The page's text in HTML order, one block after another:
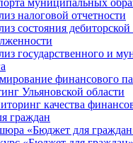
муниципальных
налоговой отчетности
состояния
государственного и
финансового
Ульяновской области
качества
граждан
«Бюджет для